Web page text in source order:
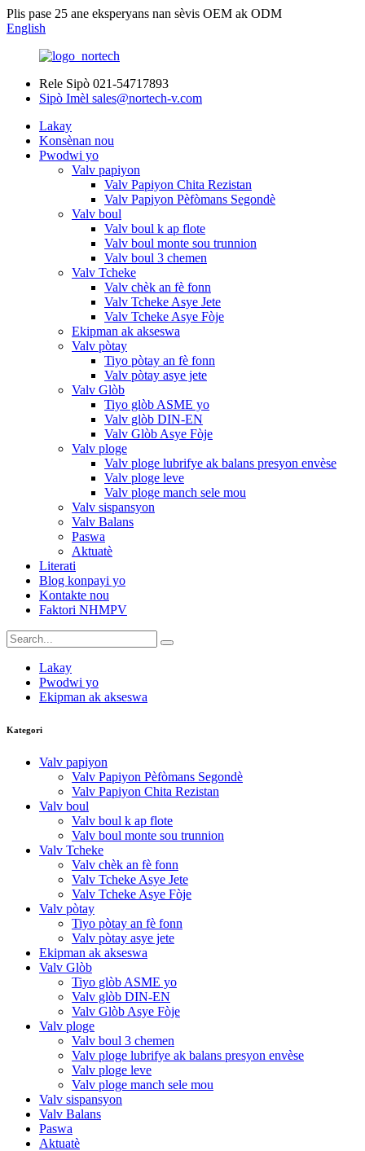
Plis pase 25 ane eksperyans nan sèvis OEM ak ODM
English
Rele Sipò 021-54717893
Sipò Imèl sales@nortech-v.com
Lakay
Konsènan nou
Pwodwi yo
Valv papiyon
Valv Papiyon Chita Rezistan
Valv Papiyon Pèfòmans Segondè
Valv boul
Valv boul k ap flote
Valv boul monte sou trunnion
Valv boul 3 chemen
Valv Tcheke
Valv chèk an fè fonn
Valv Tcheke Asye Jete
Valv Tcheke Asye Fòje
Ekipman ak akseswa
Valv pòtay
Tiyo pòtay an fè fonn
Valv pòtay asye jete
Valv Glòb
Tiyo glòb ASME yo
Valv glòb DIN-EN
Valv Glòb Asye Fòje
Valv ploge
Valv ploge lubrifye ak balans presyon envèse
Valv ploge leve
Valv ploge manch sele mou
Valv sispansyon
Valv Balans
Paswa
Aktuatè
Literati
Blog konpayi yo
Kontakte nou
Faktori NHMPV
Lakay
Pwodwi yo
Ekipman ak akseswa
Kategori
Valv papiyon
Valv Papiyon Pèfòmans Segondè
Valv Papiyon Chita Rezistan
Valv boul
Valv boul k ap flote
Valv boul monte sou trunnion
Valv Tcheke
Valv chèk an fè fonn
Valv Tcheke Asye Jete
Valv Tcheke Asye Fòje
Valv pòtay
Tiyo pòtay an fè fonn
Valv pòtay asye jete
Ekipman ak akseswa
Valv Glòb
Tiyo glòb ASME yo
Valv glòb DIN-EN
Valv Glòb Asye Fòje
Valv ploge
Valv boul 3 chemen
Valv ploge lubrifye ak balans presyon envèse
Valv ploge leve
Valv ploge manch sele mou
Valv sispansyon
Valv Balans
Paswa
Aktuatè